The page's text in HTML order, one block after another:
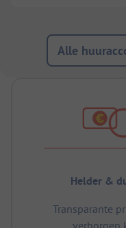
Alle
Helder &
Transparante